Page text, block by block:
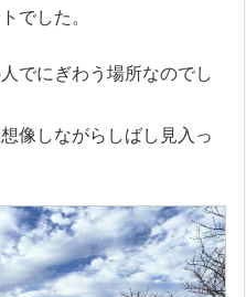
でした。
でにぎわう場所なのでし
像しながらしばし見入っ